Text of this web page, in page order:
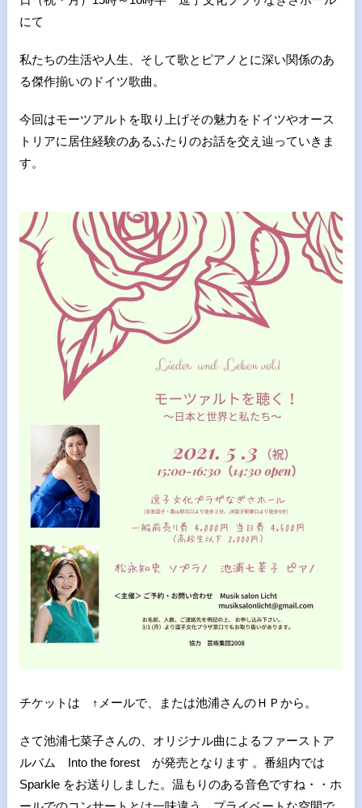
にて
私たちの生活や人生、そして歌とピアノとに深い関係のあ
る傑作揃いのドイツ歌曲。
今回はモーツアルトを取り上げその魅力をドイツやオース
トリアに居住経験のあるふたりのお話を交え辿っていきま
す。
チケットは ↑メールで、または池浦さんのＨＰから。
さて池浦七菜子さんの、オリジナル曲によるファーストア
ルバム Into the forest が発売となります 。番組内では
Sparkle をお送りしました。温もりのある音色ですね・・ホ